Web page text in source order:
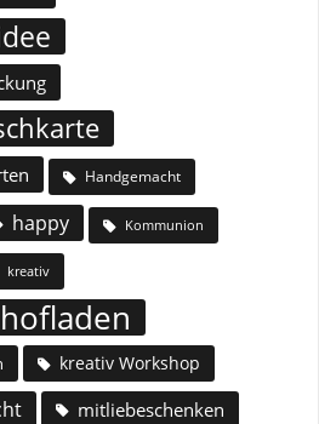
Handgemacht
happy Kommunion
kreativ
kreativ Workshop
mitliebeschenken